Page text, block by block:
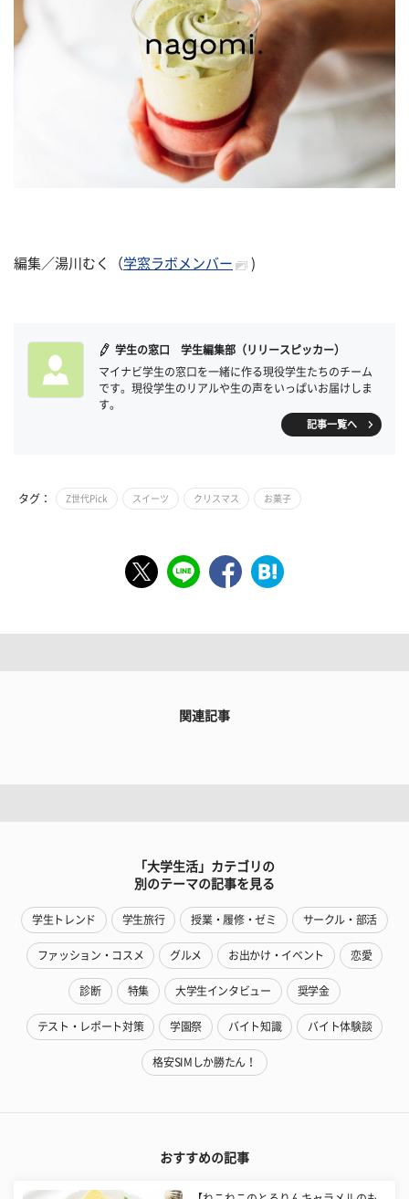
編集／湯川むく（ 学窓ラボメンバー )
学生の窓口 学生編集部（リリースピッカー）
マイナビ学生の窓口を一緒に作る現役学生たちのチーム
です。現役学生のリアルや生の声をいっぱいお届けしま
す。
記事一覧へ
タグ： Z世代Pick スイーツ クリスマス お菓子
関連記事
「大学生活」カテゴリの
別のテーマの記事を見る
学生トレンド 学生旅行 授業・履修・ゼミ サークル・部活
ファッション・コスメ グルメ お出かけ・イベント 恋愛
診断 特集 大学生インタビュー 奨学金
テスト・レポート対策 学園祭 バイト知識 バイト体験談
格安SIMしか勝たん！
おすすめの記事